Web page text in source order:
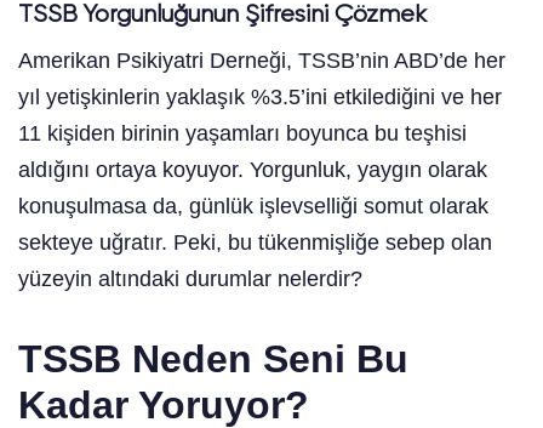
TSSB Yorgunluğunun Şifresini Çözmek
Amerikan Psikiyatri Derneği, TSSB’nin ABD’de her
yıl yetişkinlerin yaklaşık %3.5’ini etkilediğini ve her
11 kişiden birinin yaşamları boyunca bu teşhisi
aldığını ortaya koyuyor. Yorgunluk, yaygın olarak
konuşulmasa da, günlük işlevselliği somut olarak
sekteye uğratır. Peki, bu tükenmişliğe sebep olan
yüzeyin altındaki durumlar nelerdir?
TSSB Neden Seni Bu
Kadar Yoruyor?